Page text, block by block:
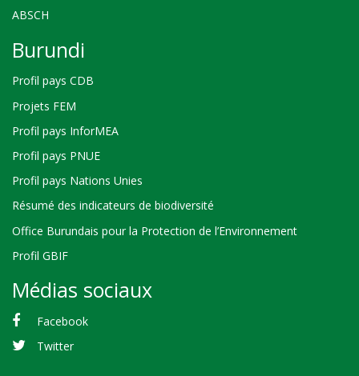
ABSCH
Burundi
Profil pays CDB
Projets FEM
Profil pays InforMEA
Profil pays PNUE
Profil pays Nations Unies
Résumé des indicateurs de biodiversité
Office Burundais pour la Protection de l’Environnement
Profil GBIF
Médias sociaux
Facebook
Twitter